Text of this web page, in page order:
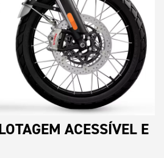
ACESSÍVEL E